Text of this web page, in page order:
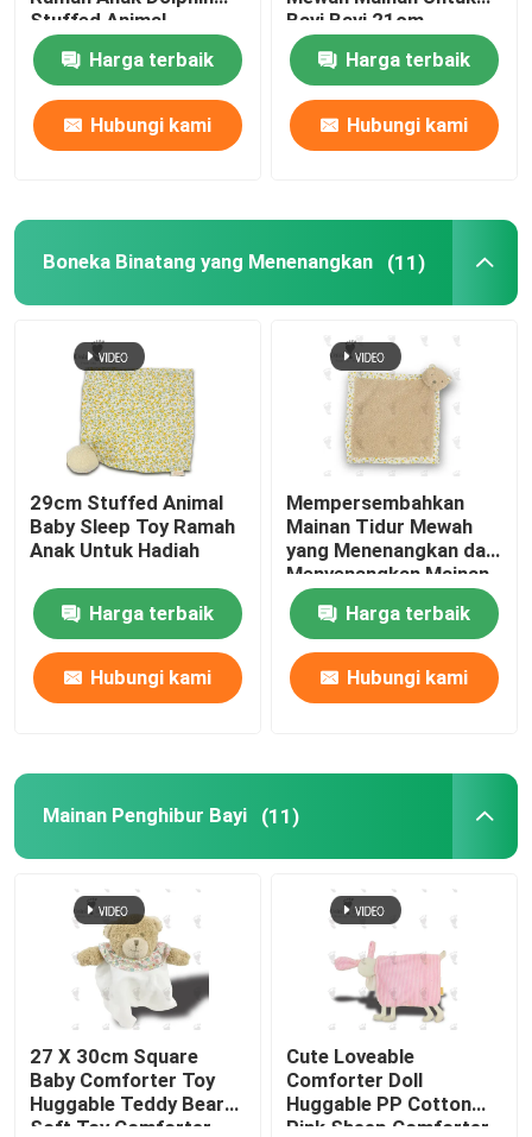
Stuffed Animal
Harga terbaik
Hubungi kami
Bayi Bayi 21cm
Harga terbaik
Hubungi kami
Boneka Binatang yang Menenangkan (11)
29cm Stuffed Animal
Baby Sleep Toy Ramah
Anak Untuk Hadiah
Harga terbaik
Hubungi kami
Mempersembahkan
Mainan Tidur Mewah
yang Menenangkan dan
Menyenangkan Mainan
Bantuan Tidur 29cm
Harga terbaik
Hubungi kami
Mainan Penghibur Bayi (11)
27 X 30cm Square
Baby Comforter Toy
Huggable Teddy Bear
Soft Toy Comforter
Cute Loveable
Comforter Doll
Huggable PP Cotton
Pink Sheep Comforter